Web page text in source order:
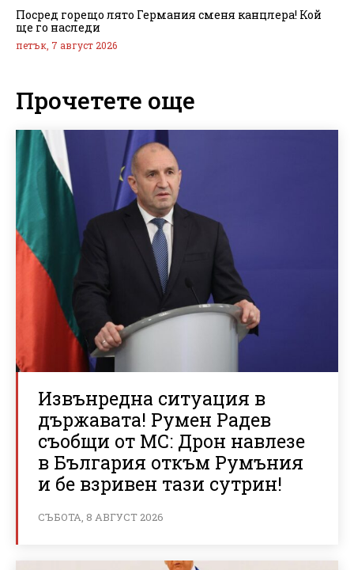
Посред горещо лято Германия сменя канцлера! Кой
ще го наследи
петък, 7 август 2026
Прочетете още
Извънредна ситуация в
държавата! Румен Радев
съобщи от МС: Дрон навлезе
в България откъм Румъния
и бе взривен тази сутрин!
СЪБОТА, 8 АВГУСТ 2026